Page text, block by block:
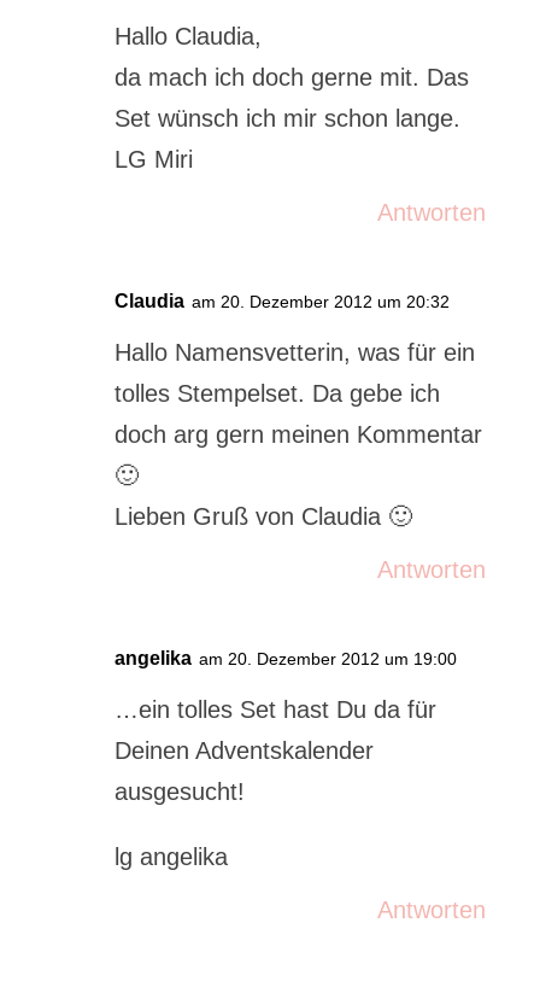
Hallo Claudia,
da mach ich doch gerne mit. Das
Set wünsch ich mir schon lange.
LG Miri
Antworten
Claudia am 20. Dezember 2012 um 20:32
Hallo Namensvetterin, was für ein
tolles Stempelset. Da gebe ich
doch arg gern meinen Kommentar
🙂
Lieben Gruß von Claudia 🙂
Antworten
angelika am 20. Dezember 2012 um 19:00
…ein tolles Set hast Du da für
Deinen Adventskalender
ausgesucht!
lg angelika
Antworten